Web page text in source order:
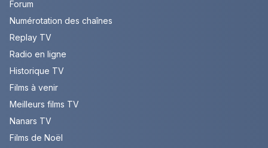
Forum
Numérotation des chaînes
Replay TV
Radio en ligne
Historique TV
Films à venir
Meilleurs films TV
Nanars TV
Films de Noël